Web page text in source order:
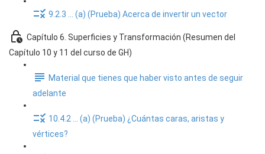
9.2.3 ... (a) (Prueba) Acerca de invertir un vector
Capítulo 6. Superficies y Transformación (Resumen del
Capítulo 10 y 11 del curso de GH)
Material que tienes que haber visto antes de seguir
adelante
10.4.2 ... (a) (Prueba) ¿Cuántas caras, aristas y
vértices?